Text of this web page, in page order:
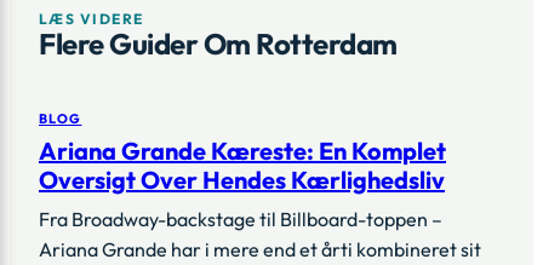
LÆS VIDERE
Flere Guider Om Rotterdam
BLOG
Ariana Grande Kæreste: En Komplet
Oversigt Over Hendes Kærlighedsliv
Fra Broadway-backstage til Billboard-toppen –
Ariana Grande har i mere end et årti kombineret sit